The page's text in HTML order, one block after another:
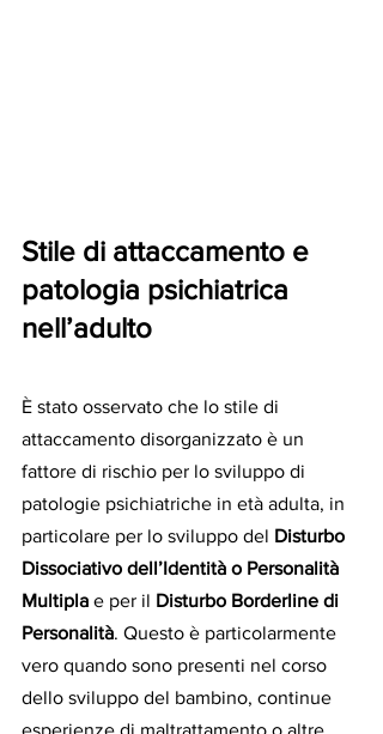
Stile di attaccamento e
patologia psichiatrica
nell’adulto
È stato osservato che lo stile di
attaccamento disorganizzato è un
fattore di rischio per lo sviluppo di
patologie psichiatriche in età adulta, in
particolare per lo sviluppo del Disturbo
Dissociativo dell’Identità o Personalità
Multipla e per il Disturbo Borderline di
Personalità. Questo è particolarmente
vero quando sono presenti nel corso
dello sviluppo del bambino, continue
esperienze di maltrattamento o altre